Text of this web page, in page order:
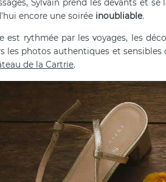
Sylvain prend les devants et
encore une soirée inoubliable.
est rythmée par les voyages, les
les photos authentiques et sensibles
de la Cartrie.